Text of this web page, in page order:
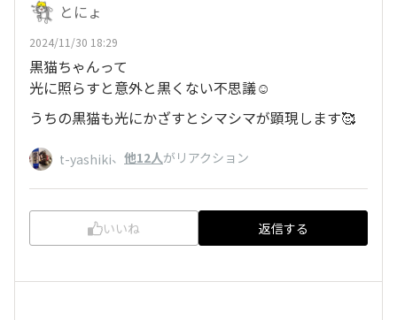
とにょ
2024/11/30 18:29
黒猫ちゃんって
光に照らすと意外と黒くない不思議☺️
うちの黒猫も光にかざすとシマシマが顕現します🥰
t-yashiki、 他12人がリアクション
いいね 返信する